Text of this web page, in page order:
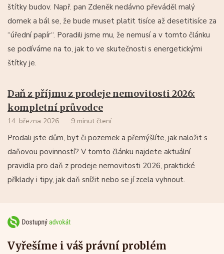
štítky budov. Např. pan Zdeněk nedávno převáděl malý
domek a bál se, že bude muset platit tisíce až desetitisíce za
“úřední papír“. Poradili jsme mu, že nemusí a v tomto článku
se podíváme na to, jak to ve skutečnosti s energetickými
štítky je.
Daň z příjmu z prodeje nemovitosti 2026:
kompletní průvodce
14. března 2026 9 minut čtení
Prodali jste dům, byt či pozemek a přemýšlíte, jak naložit s
daňovou povinností? V tomto článku najdete aktuální
pravidla pro daň z prodeje nemovitosti 2026, praktické
příklady i tipy, jak daň snížit nebo se jí zcela vyhnout.
Vyřešíme i váš právní problém